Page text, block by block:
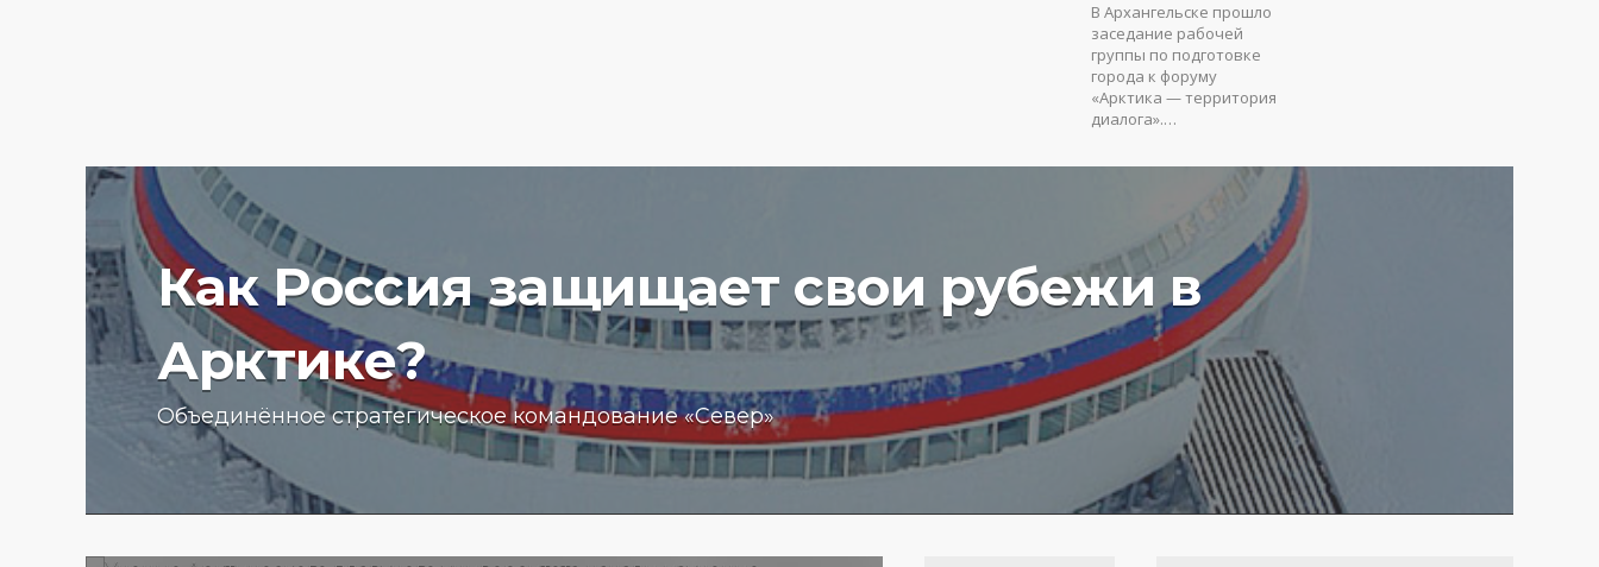
В Архангельске прошло
заседание рабочей
группы по подготовке
города к форуму
«Арктика — территория
диалога».…
Как Россия защищает свои рубежи в
Арктике?
Объединённое стратегическое командование «Север»
Ученые Арктического плавучего
университета начали изучение
радиоактивности донных
отложений в Баренцевом море
Бизнесу вредят пустые
обещания: Юрий Коробов о
проблемах чрезмерного
кредитования в РФ